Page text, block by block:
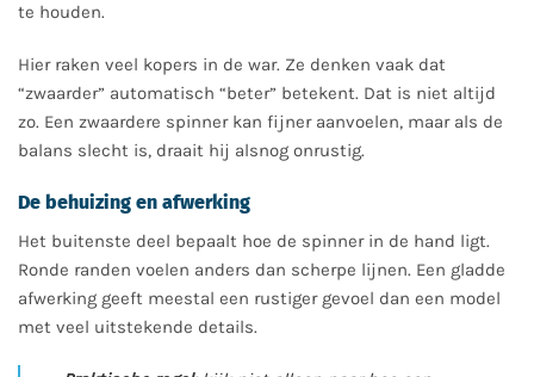
te houden.
Hier raken veel kopers in de war. Ze denken vaak dat
“zwaarder” automatisch “beter” betekent. Dat is niet altijd
zo. Een zwaardere spinner kan fijner aanvoelen, maar als de
balans slecht is, draait hij alsnog onrustig.
De behuizing en afwerking
Het buitenste deel bepaalt hoe de spinner in de hand ligt.
Ronde randen voelen anders dan scherpe lijnen. Een gladde
afwerking geeft meestal een rustiger gevoel dan een model
met veel uitstekende details.